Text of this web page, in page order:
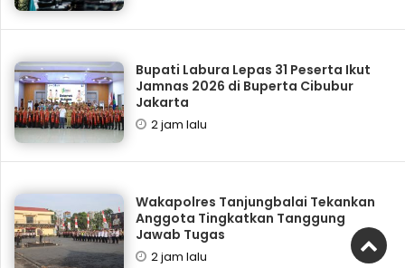
Bupati Labura Lepas 31 Peserta Ikut
Jamnas 2026 di Buperta Cibubur
Jakarta
2 jam lalu
Wakapolres Tanjungbalai Tekankan
Anggota Tingkatkan Tanggung
Jawab Tugas
2 jam lalu